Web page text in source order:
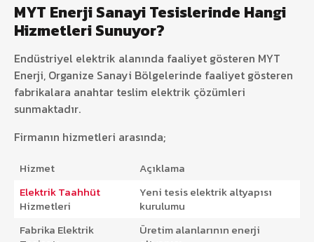
MYT Enerji Sanayi Tesislerinde Hangi
Hizmetleri Sunuyor?
Endüstriyel elektrik alanında faaliyet gösteren MYT
Enerji, Organize Sanayi Bölgelerinde faaliyet gösteren
fabrikalara anahtar teslim elektrik çözümleri
sunmaktadır.
Firmanın hizmetleri arasında;
Hizmet
Açıklama
Elektrik Taahhüt
Hizmetleri
Yeni tesis elektrik altyapısı
kurulumu
Fabrika Elektrik
Üretim alanlarının enerji